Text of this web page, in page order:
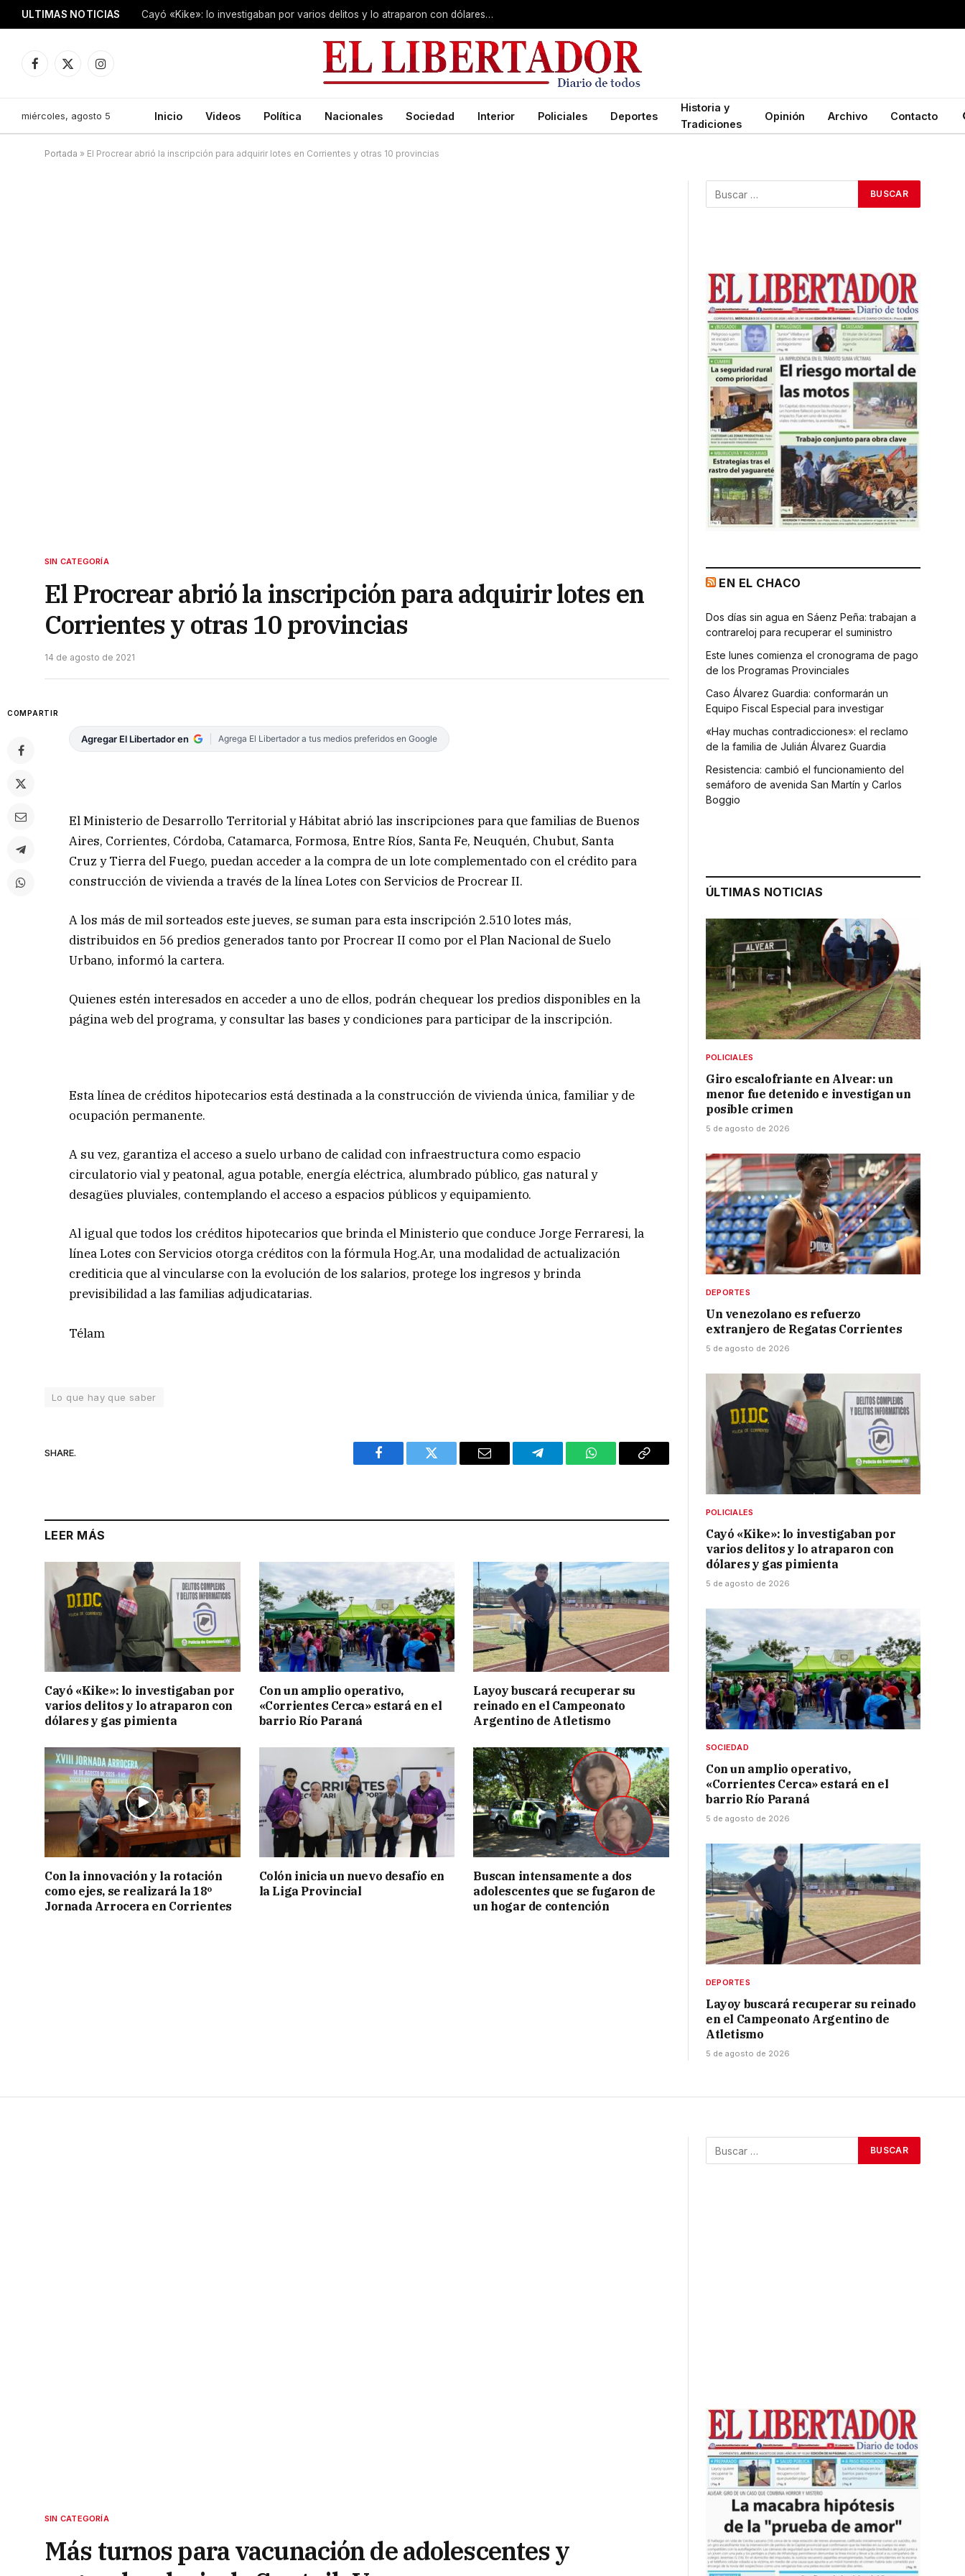
ULTIMAS NOTICIAS Cayó «Kike»: lo investigaban por varios delitos y lo atraparon con dólares y gas pimienta
Facebook
X
Instagram
miércoles, agosto 5 Inicio Videos Política Nacionales Sociedad Interior Policiales Deportes
Historia y
Tradiciones
Opinión Archivo Contacto
Portada » El Procrear abrió la inscripción para adquirir lotes en Corrientes y otras 10 provincias
SIN CATEGORÍA
El Procrear abrió la inscripción para adquirir lotes en
Corrientes y otras 10 provincias
14 de agosto de 2021
COMPARTIR
Agregar El Libertador en Agrega El Libertador a tus medios preferidos en Google
El Ministerio de Desarrollo Territorial y Hábitat abrió las inscripciones para que familias de Buenos
Aires, Corrientes, Córdoba, Catamarca, Formosa, Entre Ríos, Santa Fe, Neuquén, Chubut, Santa
Cruz y Tierra del Fuego, puedan acceder a la compra de un lote complementado con el crédito para
construcción de vivienda a través de la línea Lotes con Servicios de Procrear II.
A los más de mil sorteados este jueves, se suman para esta inscripción 2.510 lotes más,
distribuidos en 56 predios generados tanto por Procrear II como por el Plan Nacional de Suelo
Urbano, informó la cartera.
Quienes estén interesados en acceder a uno de ellos, podrán chequear los predios disponibles en la
página web del programa, y consultar las bases y condiciones para participar de la inscripción.
Esta línea de créditos hipotecarios está destinada a la construcción de vivienda única, familiar y de
ocupación permanente.
A su vez, garantiza el acceso a suelo urbano de calidad con infraestructura como espacio
circulatorio vial y peatonal, agua potable, energía eléctrica, alumbrado público, gas natural y
desagües pluviales, contemplando el acceso a espacios públicos y equipamiento.
Al igual que todos los créditos hipotecarios que brinda el Ministerio que conduce Jorge Ferraresi, la
línea Lotes con Servicios otorga créditos con la fórmula Hog.Ar, una modalidad de actualización
crediticia que al vincularse con la evolución de los salarios, protege los ingresos y brinda
previsibilidad a las familias adjudicatarias.
Télam
Lo que hay que saber
SHARE.
Facebook Twitter Email Telegram WhatsAppCopy
LEER MÁS
Cayó «Kike»: lo investigaban por
varios delitos y lo atraparon con
dólares y gas pimienta
Con un amplio operativo,
«Corrientes Cerca» estará en el
barrio Río Paraná
Layoy buscará recuperar su
reinado en el Campeonato
Argentino de Atletismo
Con la innovación y la rotación
como ejes, se realizará la 18º
Jornada Arrocera en Corrientes
Colón inicia un nuevo desafío en
la Liga Provincial
Buscan intensamente a dos
adolescentes que se fugaron de
un hogar de contención
EN EL CHACO
Dos días sin agua en Sáenz Peña: trabajan a
contrareloj para recuperar el suministro
Este lunes comienza el cronograma de pago
de los Programas Provinciales
Caso Álvarez Guardia: conformarán un
Equipo Fiscal Especial para investigar
«Hay muchas contradicciones»: el reclamo
de la familia de Julián Álvarez Guardia
Resistencia: cambió el funcionamiento del
semáforo de avenida San Martín y Carlos
Boggio
ÚLTIMAS NOTICIAS
POLICIALES
Giro escalofriante en Alvear: un
menor fue detenido e investigan un
posible crimen
5 de agosto de 2026
DEPORTES
Un venezolano es refuerzo
extranjero de Regatas Corrientes
5 de agosto de 2026
POLICIALES
Cayó «Kike»: lo investigaban por
varios delitos y lo atraparon con
dólares y gas pimienta
5 de agosto de 2026
SOCIEDAD
Con un amplio operativo,
«Corrientes Cerca» estará en el
barrio Río Paraná
5 de agosto de 2026
DEPORTES
Layoy buscará recuperar su reinado
en el Campeonato Argentino de
Atletismo
5 de agosto de 2026
SIN CATEGORÍA
Más turnos para vacunación de adolescentes y